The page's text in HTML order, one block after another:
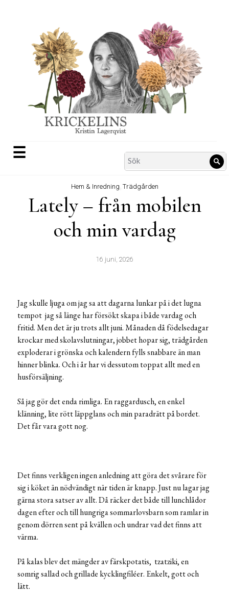
☰
Search
for:
Hem & Inredning Trädgården
Lately – från mobilen
och min vardag
16 juni, 2026
Jag skulle ljuga om jag sa att dagarna lunkar på i det lugna
tempot jag så länge har försökt skapa i både vardag och
fritid. Men det är ju trots allt juni. Månaden då födelsedagar
krockar med skolavslutningar, jobbet hopar sig, trädgården
exploderar i grönska och kalendern fylls snabbare än man
hinner blinka. Och i år har vi dessutom toppat allt med en
husförsäljning.
Så jag gör det enda rimliga. En raggardusch, en enkel
klänning, lite rött läppglans och min paradrätt på bordet.
Det får vara gott nog.
Det finns verkligen ingen anledning att göra det svårare för
sig i köket än nödvändigt när tiden är knapp. Just nu lagar jag
gärna stora satser av allt. Då räcker det både till lunchlådor
dagen efter och till hungriga sommarlovsbarn som ramlar in
genom dörren sent på kvällen och undrar vad det finns att
värma.
På kalas blev det mängder av färskpotatis, tzatziki, en
somrig sallad och grillade kycklingfiléer. Enkelt, gott och
lätt.